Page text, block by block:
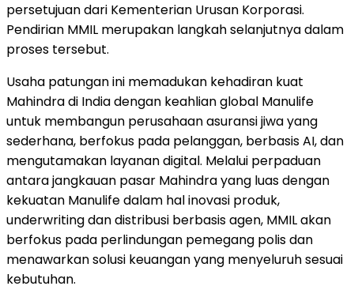
persetujuan dari Kementerian Urusan Korporasi.
Pendirian MMIL merupakan langkah selanjutnya dalam
proses tersebut.
Usaha patungan ini memadukan kehadiran kuat
Mahindra di India dengan keahlian global Manulife
untuk membangun perusahaan asuransi jiwa yang
sederhana, berfokus pada pelanggan, berbasis AI, dan
mengutamakan layanan digital. Melalui perpaduan
antara jangkauan pasar Mahindra yang luas dengan
kekuatan Manulife dalam hal inovasi produk,
underwriting dan distribusi berbasis agen, MMIL akan
berfokus pada perlindungan pemegang polis dan
menawarkan solusi keuangan yang menyeluruh sesuai
kebutuhan.